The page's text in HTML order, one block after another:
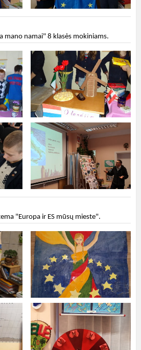
mano namai" 8 klasės mokiniams.
"Europa ir ES mūsų mieste".